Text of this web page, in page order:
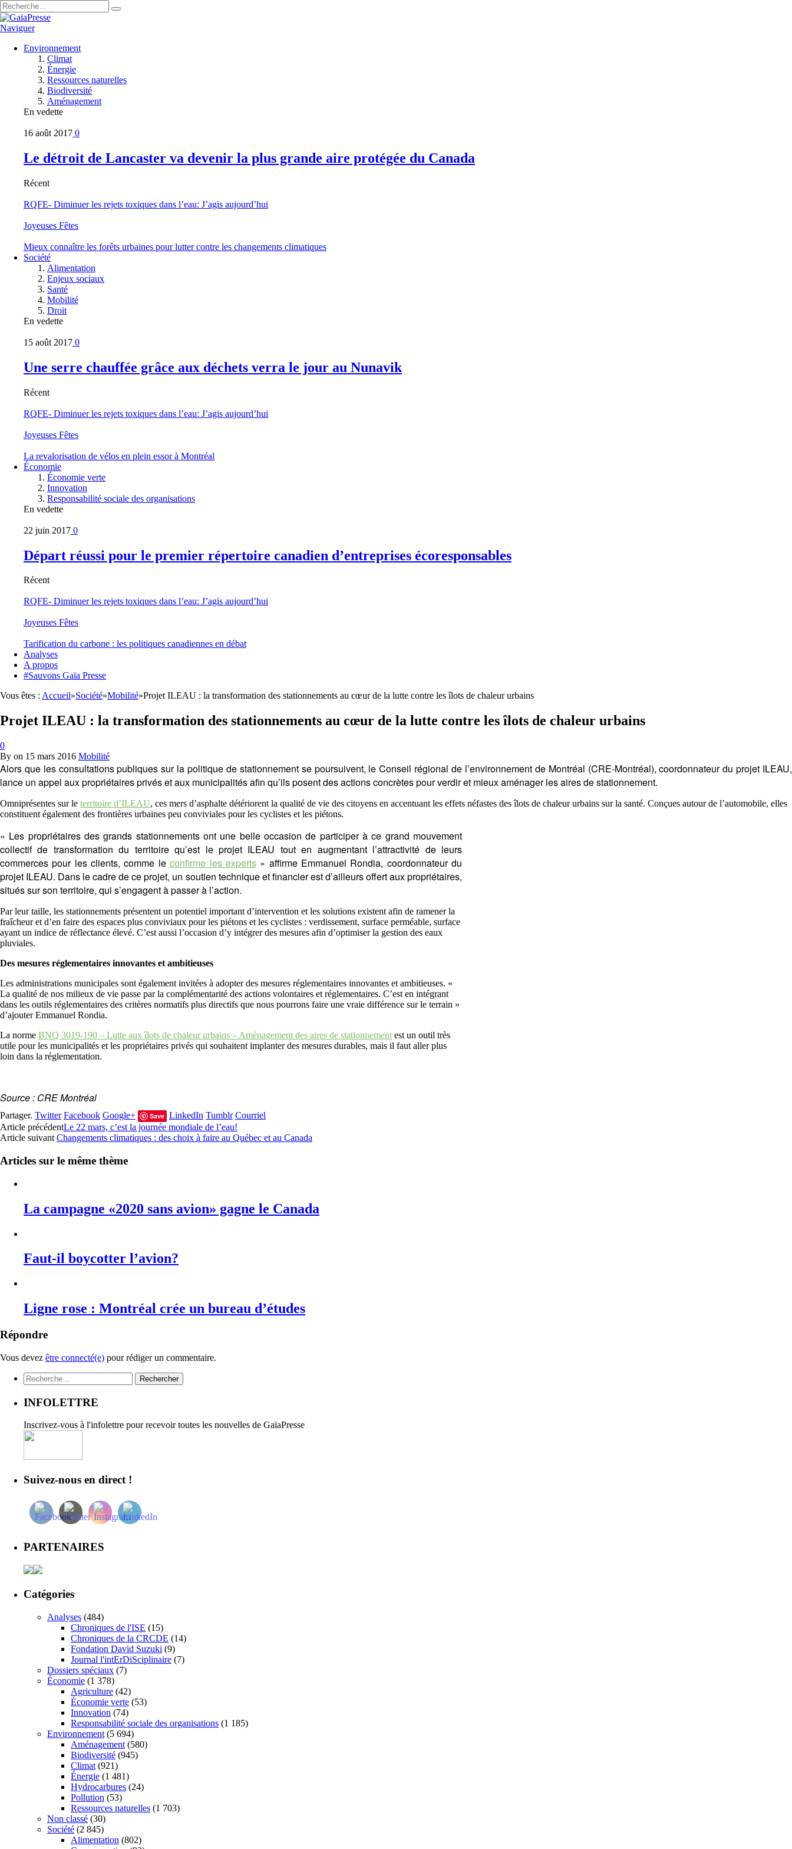
Naviguer
Environnement
Climat
Énergie
Ressources naturelles
Biodiversité
Aménagement
En vedette
16 août 2017 0
Le détroit de Lancaster va devenir la plus grande aire protégée du Canada
Récent
RQFE- Diminuer les rejets toxiques dans l’eau: J’agis aujourd’hui
Joyeuses Fêtes
Mieux connaître les forêts urbaines pour lutter contre les changements climatiques
Société
Alimentation
Enjeux sociaux
Santé
Mobilité
Droit
En vedette
15 août 2017 0
Une serre chauffée grâce aux déchets verra le jour au Nunavik
Récent
RQFE- Diminuer les rejets toxiques dans l’eau: J’agis aujourd’hui
Joyeuses Fêtes
La revalorisation de vélos en plein essor à Montréal
Économie
Économie verte
Innovation
Responsabilité sociale des organisations
En vedette
22 juin 2017 0
Départ réussi pour le premier répertoire canadien d’entreprises écoresponsables
Récent
RQFE- Diminuer les rejets toxiques dans l’eau: J’agis aujourd’hui
Joyeuses Fêtes
Tarification du carbone : les politiques canadiennes en débat
Analyses
A propos
#Sauvons Gaïa Presse
Vous êtes : Accueil»Société»Mobilité»Projet ILEAU : la transformation des stationnements au cœur de la lutte contre les îlots de chaleur urbains
Projet ILEAU : la transformation des stationnements au cœur de la lutte contre les îlots de chaleur urbains
0
By on 15 mars 2016 Mobilité
Alors que les consultations publiques sur la politique de stationnement se poursuivent, le Conseil régional de l’environnement de Montréal (CRE-Montréal), coordonnateur du projet ILEAU,
lance un appel aux propriétaires privés et aux municipalités afin qu’ils posent des actions concrètes pour verdir et mieux aménager les aires de stationnement.
Omniprésentes sur le territoire d’ILEAU, ces mers d’asphalte détériorent la qualité de vie des citoyens en accentuant les effets néfastes des îlots de chaleur urbains sur la santé. Conçues autour de l’automobile, elles
constituent également des frontières urbaines peu conviviales pour les cyclistes et les piétons.
« Les propriétaires des grands stationnements ont une belle occasion de participer à ce grand mouvement
collectif de transformation du territoire qu’est le projet ILEAU tout en augmentant l’attractivité de leurs
commerces pour les clients, comme leconfirme les experts» affirme Emmanuel Rondia, coordonnateur du
projet ILEAU. Dans le cadre de ce projet, un soutien technique et financier est d’ailleurs offert aux propriétaires,
situés sur son territoire, qui s’engagent à passer à l’action.
Par leur taille, les stationnements présentent un potentiel important d’intervention et les solutions existent afin de ramener la
fraîcheur et d’en faire des espaces plus conviviaux pour les piétons et les cyclistes : verdissement, surface perméable, surface
ayant un indice de réflectance élevé. C’est aussi l’occasion d’y intégrer des mesures afin d’optimiser la gestion des eaux
pluviales.
Des mesures réglementaires innovantes et ambitieuses
Les administrations municipales sont également invitées à adopter des mesures réglementaires innovantes et ambitieuses. «
La qualité de nos milieux de vie passe par la complémentarité des actions volontaires et réglementaires. C’est en intégrant
dans les outils réglementaires des critères normatifs plus directifs que nous pourrons faire une vraie différence sur le terrain »
d’ajouter Emmanuel Rondia.
La norme BNQ 3019-190 – Lutte aux îlots de chaleur urbains – Aménagement des aires de stationnement est un outil très
utile pour les municipalités et les propriétaires privés qui souhaitent implanter des mesures durables, mais il faut aller plus
loin dans la réglementation.
Source : CRE Montréal
Partager. Twitter Facebook Google+ Save LinkedIn Tumblr Courriel
Article précédentLe 22 mars, c’est la journée mondiale de l’eau!
Article suivant Changements climatiques : des choix à faire au Québec et au Canada
Articles sur le même thème
La campagne «2020 sans avion» gagne le Canada
Faut-il boycotter l’avion?
Ligne rose : Montréal crée un bureau d’études
Répondre
Vous devez être connecté(e) pour rédiger un commentaire.
Rechercher :
INFOLETTRE
Inscrivez-vous à l'infolettre pour recevoir toutes les nouvelles de GaïaPresse
Suivez-nous en direct !
PARTENAIRES
Catégories
Analyses (484)
Chroniques de l'ISE (15)
Chroniques de la CRCDE (14)
Fondation David Suzuki (9)
Journal l'intErDiSciplinaire (7)
Dossiers spéciaux (7)
Économie (1 378)
Agriculture (42)
Économie verte (53)
Innovation (74)
Responsabilité sociale des organisations (1 185)
Environnement (5 694)
Aménagement (580)
Biodiversité (945)
Climat (921)
Énergie (1 481)
Hydrocarbures (24)
Pollution (53)
Ressources naturelles (1 703)
Non classé (30)
Société (2 845)
Alimentation (802)